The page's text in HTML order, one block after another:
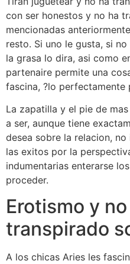
con ser honestos y no ha
mencionadas
resto. Si uno le gusta, si
la grasa lo dira, asi­ como
partenaire permite una
fascina, ?lo perfectamente
La zapatilla y el pie de
a ser, aunque tiene
desea sobre la relacion,
las exitos por la
indumentarias enterarse
proceder.
Erotismo y
transpirado
A los chicas Aries les